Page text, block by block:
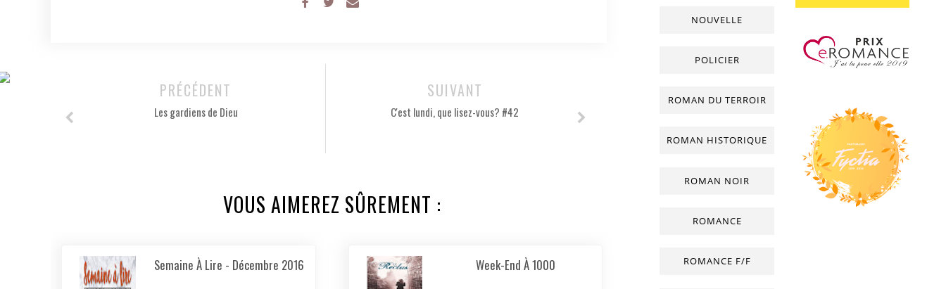
SUIVANT
C'est lundi, que lisez-vous? #42
PRÉCÉDENT
Les gardiens de Dieu
VOUS AIMEREZ SÛREMENT :
Semaine À Lire - Décembre 2016 Week-End À 1000
NOUVELLE
POLICIER
ROMAN DU TERROIR
ROMAN HISTORIQUE
ROMAN NOIR
ROMANCE
ROMANCE F/F